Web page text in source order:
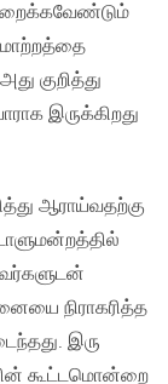
மாற்றத்தை
குறித்து
இருக்கிறது
ஆராய்வதற்கு
நிராகரித்த
இரு
கூட்டமொன்றை